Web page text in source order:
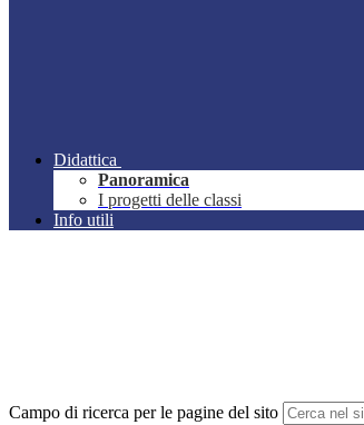
Didattica
Panoramica
I progetti delle classi
Info utili
Campo di ricerca per le pagine del sito